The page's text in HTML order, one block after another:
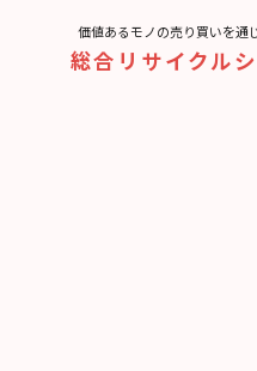
価値あるモノの売り買いを通
総合リサイクル